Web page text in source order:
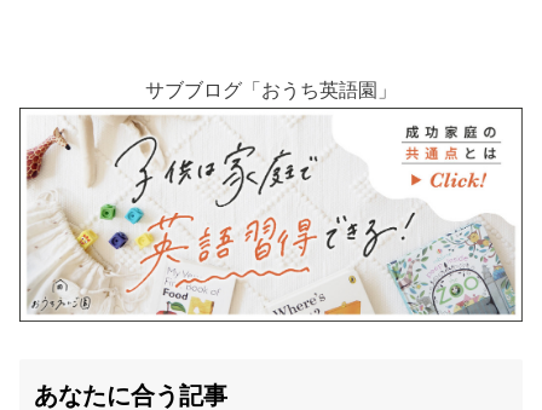
サブブログ「おうち英語園」
あなたに合う記事